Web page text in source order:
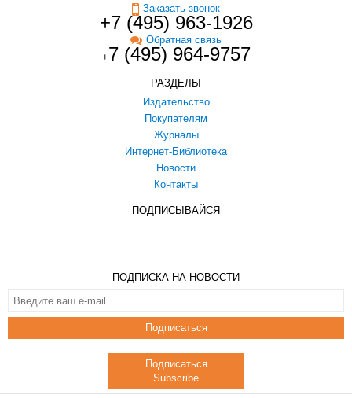
Заказать звонок
+7 (495) 963-1926
Обратная связь
+7 (495) 964-9757
РАЗДЕЛЫ
Издательство
Покупателям
Журналы
Интернет-Библиотека
Новости
Контакты
ПОДПИСЫВАЙСЯ
ПОДПИСКА НА НОВОСТИ
Подписаться
Подписаться
Subscribe